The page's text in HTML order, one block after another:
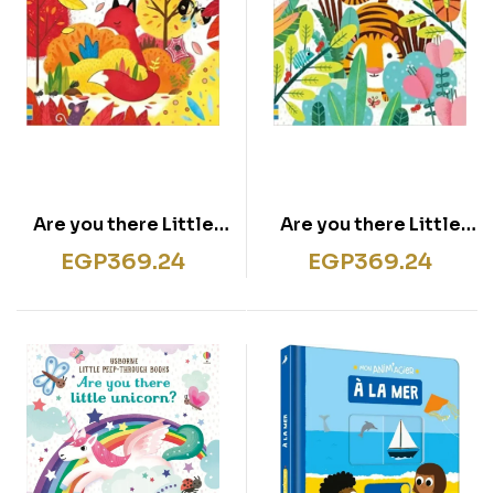
Are you there Little
Fox?
EGP369.24
Are you there Little
Tiger?
EGP369.24